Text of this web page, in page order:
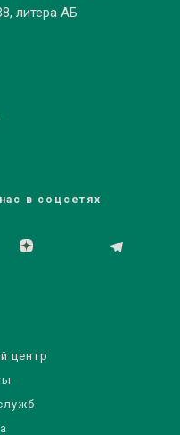
литера АБ
в соцсетях
центр